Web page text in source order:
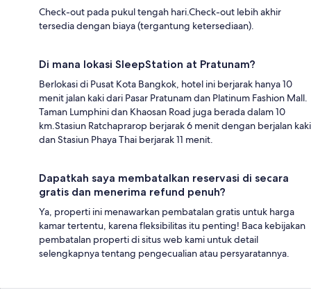
Check-out pada pukul tengah hari.Check-out lebih akhir
tersedia dengan biaya (tergantung ketersediaan).
Di mana lokasi SleepStation at Pratunam?
Berlokasi di Pusat Kota Bangkok, hotel ini berjarak hanya 10
menit jalan kaki dari Pasar Pratunam dan Platinum Fashion Mall.
Taman Lumphini dan Khaosan Road juga berada dalam 10
km.Stasiun Ratchaprarop berjarak 6 menit dengan berjalan kaki
dan Stasiun Phaya Thai berjarak 11 menit.
Dapatkah saya membatalkan reservasi di secara
gratis dan menerima refund penuh?
Ya, properti ini menawarkan pembatalan gratis untuk harga
kamar tertentu, karena fleksibilitas itu penting! Baca kebijakan
pembatalan properti di situs web kami untuk detail
selengkapnya tentang pengecualian atau persyaratannya.